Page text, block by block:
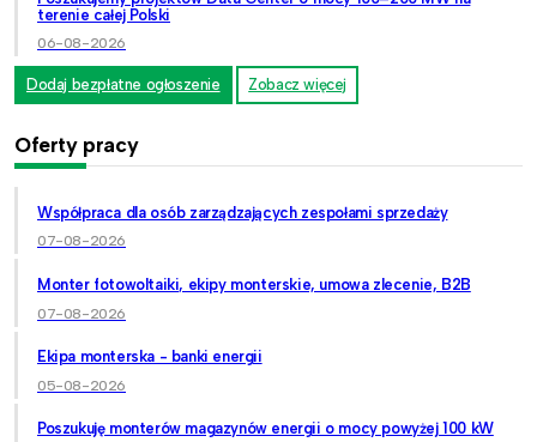
terenie całej Polski
06-08-2026
Dodaj bezpłatne ogłoszenie Zobacz więcej
Oferty pracy
Współpraca dla osób zarządzających zespołami sprzedaży
07-08-2026
Monter fotowoltaiki, ekipy monterskie, umowa zlecenie, B2B
07-08-2026
Ekipa monterska - banki energii
05-08-2026
Poszukuję monterów magazynów energii o mocy powyżej 100 kW